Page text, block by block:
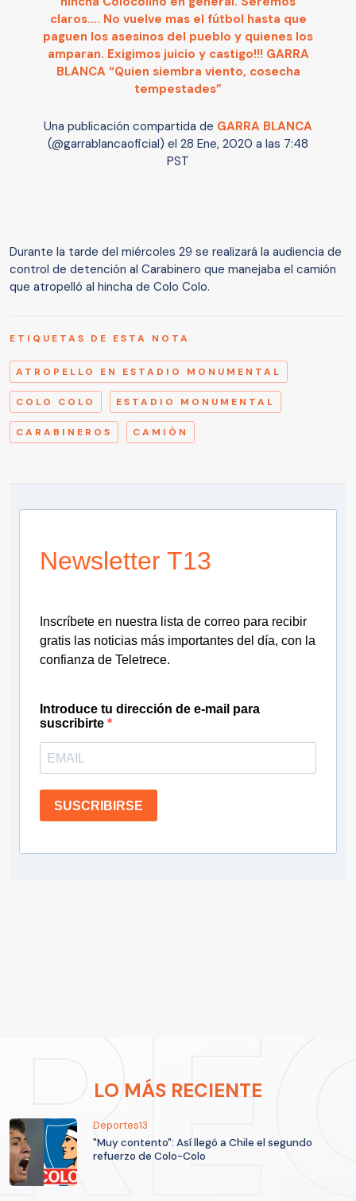
claros.... No vuelve mas el fútbol hasta que
paguen los asesinos del pueblo y quienes los
amparan. Exigimos juicio y castigo!!! GARRA
BLANCA “Quien siembra viento, cosecha
tempestades”
Una publicación compartida de GARRA BLANCA
(@garrablancaoficial) el 28 Ene, 2020 a las 7:48
PST
Durante la tarde del miércoles 29 se realizará la audiencia de
control de detención al Carabinero que manejaba el camión
que atropelló al hincha de Colo Colo.
ETIQUETAS DE ESTA NOTA
ATROPELLO EN ESTADIO MONUMENTAL
COLO COLO ESTADIO MONUMENTAL
CARABINEROS CAMIÓN
Newsletter T13
Inscríbete en nuestra lista de correo para recibir
gratis las noticias más importantes del día, con la
confianza de Teletrece.
Introduce tu dirección de e-mail para
suscribirte
SUSCRIBIRSE
LO MÁS RECIENTE
Deportes13
"Muy contento": Así llegó a Chile el segundo
refuerzo de Colo-Colo